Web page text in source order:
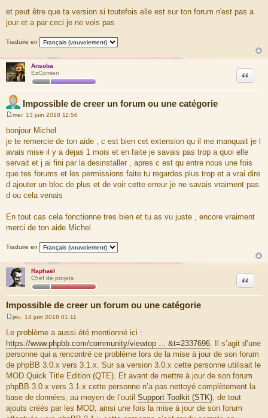
FILE: [ROOT]/phpbb/db/driver/factory.php
CALL: phpbb\db\driver\mysqli->sql_query()
FILE: [ROOT]/includes/acp/acp_forums.php
LINE: 1141
CALL: phpbb\db\driver\factory->sql_query()
FILE: [ROOT]/includes/acp/acp_forums.php
LINE: 199
CALL: acp_forums->update_forum_data()
FILE: [ROOT]/includes/functions_module.php
LINE: 674
CALL: acp_forums->main()
FILE: [ROOT]/adm/index.php
LINE: 81
CALL: p_master->load_active()
et peut être que ta version si toutefois elle est sur ton forum n'est pas a
jour et a par ceci je ne vois pas
Traduire en
Ansoba
EzComien
Impossible de creer un forum ou une catégorie
Citation
s
s
g
e
mer. 13 juin 2018 11:56
bonjour Michel
je te remercie de ton aide , c est bien cet extension qu il me manquait je l
avais mise il y a dejas 1 mois et en faite je savais pas trop a quoi elle
servait et j ai fini par la desinstaller , apres c est qu entre nous une fois
que tes forums et les permissions faite tu regardes plus trop et a vrai dire
d ajouter un bloc de plus et de voir cette erreur je ne savais vraiment pas
d ou cela venais
En tout cas cela fonctionne tres bien et tu as vu juste , encore vraiment
merci de ton aide Michel
Traduire en
Raphaël
Chef de projets
Impossible de creer un forum ou une catégorie
Citation
M
s
s
g
e
jeu. 14 juin 2018 01:11
Le problème a aussi été mentionné ici :
https://www.phpbb.com/community/viewtop ... &t=2337696 . Il s’agit d’une
personne qui a rencontré ce problème lors de la mise à jour de son forum
de phpBB 3.0.x vers 3.1.x. Sur sa version 3.0.x cette personne utilisait le
MOD Quick Title Edition (QTE). Et avant de mettre à jour de son forum
phpBB 3.0.x vers 3.1.x cette personne n’a pas nettoyé complètement la
base de données, au moyen de l’outil Support Toolkit (STK) , de tout
ajouts créés par les MOD, ainsi une fois la mise à jour de son forum